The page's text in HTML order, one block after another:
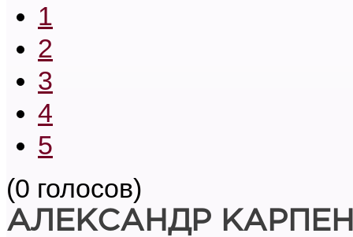
1
2
3
4
5
(0 голосов)
АЛЕКСАНДР